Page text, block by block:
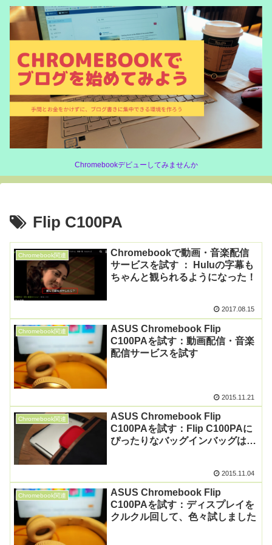
Chromebookデビューしてみませんか
Flip C100PA
Chromebook関連
Chromebookで動画・音楽配信
サービスを試す ： Huluの字幕も
ちゃんと観られるようになった！
2017.08.15
Chromebook関連
ASUS Chromebook Flip
C100PAを試す：動画配信・音楽
配信サービスを試す
2015.11.21
Chromebook関連
ASUS Chromebook Flip
C100PAを試す：Flip C100PAに
ぴったりなバッグインバッグはこ
2015.11.04
Chromebook関連
ASUS Chromebook Flip
C100PAを試す：ディスプレイを
クルクル回して、色々試しました